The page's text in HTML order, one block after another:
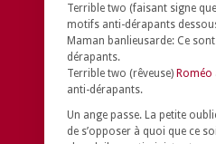
Terrible two (faisant signe
motifs anti-dérapants
Maman banlieusarde: Ce
dérapants.
Terrible two (rêveuse) Roméo
anti-dérapants.
Un ange passe. La petite
de s’opposer à quoi que ce